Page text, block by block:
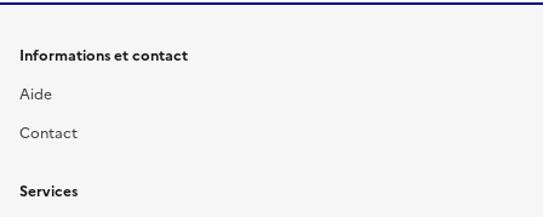
Informations et contact
Aide
Contact
Services